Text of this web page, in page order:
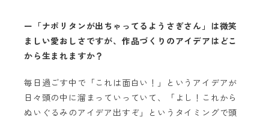
ー「ナポリタンが出ちゃってるようさぎさん」は微笑
ましい愛おしさですが、作品づくりのアイデアはどこ
から生まれますか？
毎日過ごす中で「これは面白い！」というアイデアが
日々頭の中に溜まっていっていて、「よし！これから
ぬいぐるみのアイデア出すぞ」というタイミングで頭